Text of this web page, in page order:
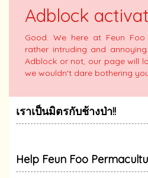
Adblock
Good. We here at Feun
rather intruding and
Adblock or not, our page will
we wouldn't dare bothering
เราเป็นมิตรกับช้างป่า!!
Help Feun Foo